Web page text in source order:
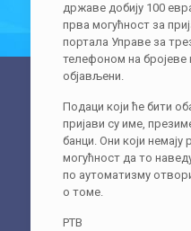
државе добију 100
прва могућност за
портала Управе за
телефоном на бројеве
објављени.
Подаци који ће бити
пријави су име,
банци. Они који немају
могућност да то
по аутоматизму
о томе.
РТВ